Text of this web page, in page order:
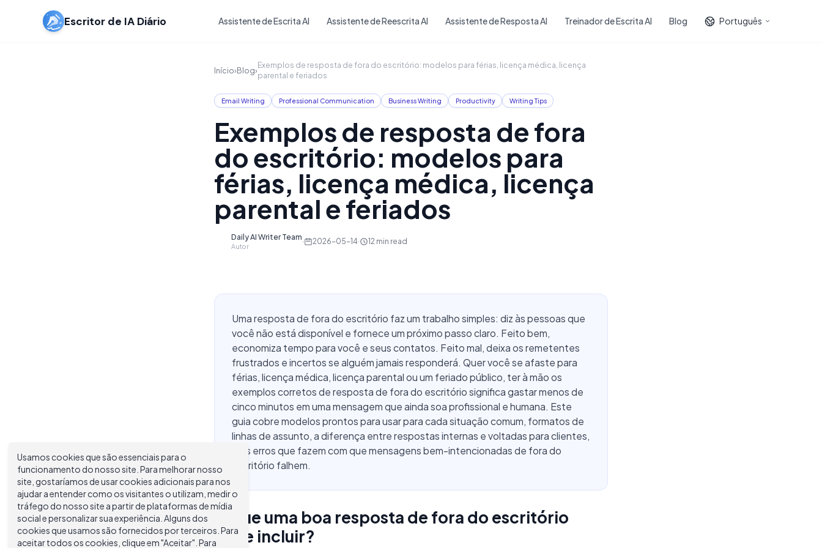
Escritor de IA Diário Assistente de Escrita AI Assistente de Reescrita AI Assistente de Resposta AI Treinador de Escrita AI Blog Português
Início›Blog›
Exemplos de resposta de fora do escritório: modelos para férias, licença médica, licença
parental e feriados
Email Writing Professional Communication Business Writing Productivity Writing Tips
Exemplos de resposta de fora
do escritório: modelos para
férias, licença médica, licença
parental e feriados
Daily AI Writer Team
Autor
· 2026-05-14· 12 min read
Uma resposta de fora do escritório faz um trabalho simples: diz às pessoas que
você não está disponível e fornece um próximo passo claro. Feito bem,
economiza tempo para você e seus contatos. Feito mal, deixa os remetentes
frustrados e incertos se alguém jamais responderá. Quer você se afaste para
férias, licença médica, licença parental ou um feriado público, ter à mão os
exemplos corretos de resposta de fora do escritório significa gastar menos de
cinco minutos em uma mensagem que ainda soa profissional e humana. Este
guia cobre modelos prontos para usar para cada situação comum, formatos de
linhas de assunto, a diferença entre respostas internas e voltadas para clientes,
e os erros que fazem com que mensagens bem-intencionadas de fora do
escritório falhem.
O que uma boa resposta de fora do escritório
deve incluir?
Usamos cookies que são essenciais para o
funcionamento do nosso site. Para melhorar nosso
site, gostaríamos de usar cookies adicionais para nos
ajudar a entender como os visitantes o utilizam, medir o
tráfego do nosso site a partir de plataformas de mídia
social e personalizar sua experiência. Alguns dos
cookies que usamos são fornecidos por terceiros. Para
aceitar todos os cookies, clique em "Aceitar". Para